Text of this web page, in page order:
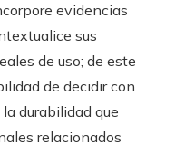
evidencias
sus
de uso; de este
de decidir con
durabilidad que
relacionados